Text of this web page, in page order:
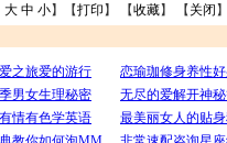
大 中 小】【打印 】 【收藏】 【 关闭 】